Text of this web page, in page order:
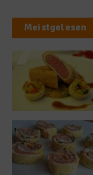
Meistgelesen